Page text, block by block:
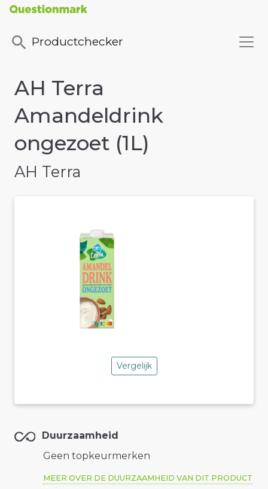
Productchecker
AH Terra
Amandeldrink
ongezoet (1L)
AH Terra
Vergelijk
Duurzaamheid
Geen topkeurmerken
MEER OVER DE DUURZAAMHEID VAN DIT PRODUCT